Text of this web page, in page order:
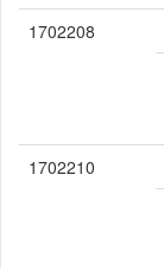
1702208
1702210